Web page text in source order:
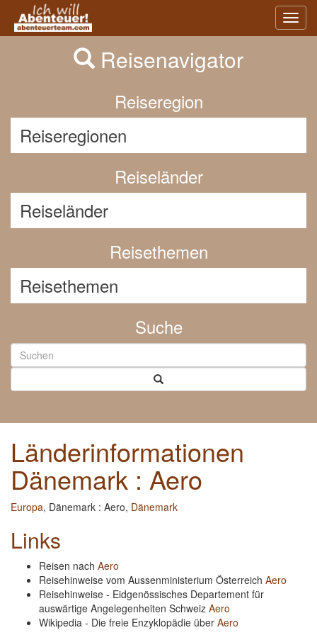
Previous
Reisenavigator
Reiseregion
Reiseländer
Reisethemen
Suche
Länderinformationen
Dänemark : Aero
Europa, Dänemark : Aero, Dänemark
Links
Reisen nach Aero
Reisehinweise vom Aussenministerium Österreich Aero
Reisehinweise - Eidgenössisches Departement für
auswärtige Angelegenheiten Schweiz Aero
Wikipedia - Die freie Enzyklopädie über Aero